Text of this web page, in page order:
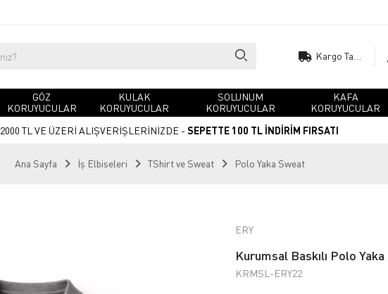
GÖZ
KORUYUCULAR
KULAK
KORUYUCULAR
SOLUNUM
KORUYUCULAR
KAFA
KORUYUCULAR
2000 TL VE ÜZERİ ALIŞVERİŞLERİNİZDE - SEPETTE 100 TL İNDİRİM FIRSATI
Ana Sayfa İş Elbiseleri TShirt ve Sweat Polo Yaka Sweat
ERY
Kurumsal Baskılı Polo
KRMSL-ERY22